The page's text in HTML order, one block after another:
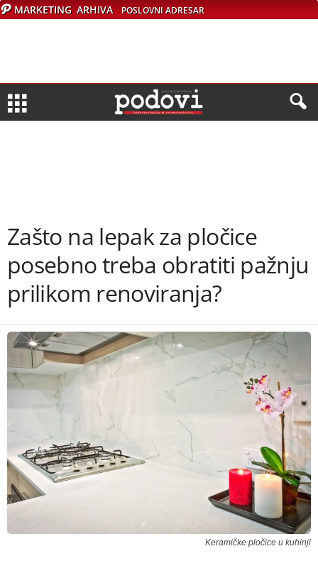
MARKETING ARHIVA POSLOVNI ADRESAR
Zašto na lepak za pločice
posebno treba obratiti pažnju
prilikom renoviranja?
Keramičke pločice u kuhinji